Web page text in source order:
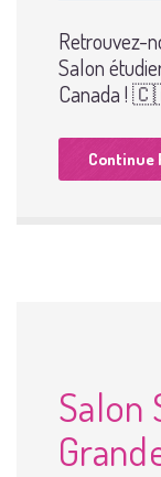
Retrouvez-
Salon
Canada !
Continue
Salon